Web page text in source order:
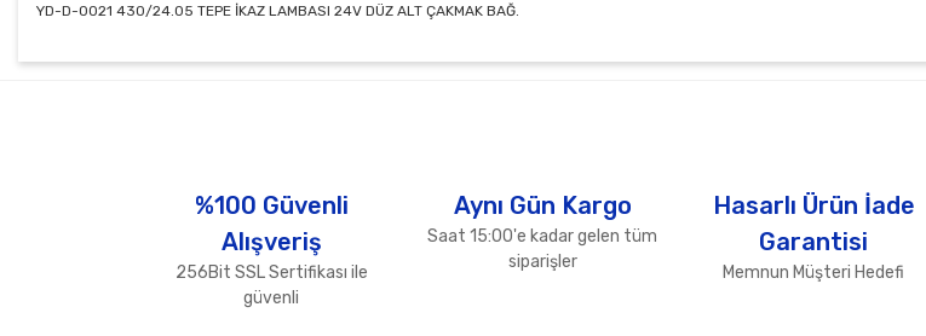
YD-D-0021 430/24.05 TEPE İKAZ LAMBASI 24V DÜZ ALT ÇAKMAK BAĞ.
Ürün fiyatı diğer sitelerden daha pahalı.
Bu ürüne benzer farklı alternatifler olmalı.
%100 Güvenli
Alışveriş
256Bit SSL Sertifikası ile
güvenli
Aynı Gün Kargo
Saat 15:00'e kadar gelen tüm
siparişler
Hasarlı Ürün İade
Garantisi
Memnun Müşteri Hedefi